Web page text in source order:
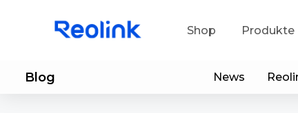
Shop Produkte
Blog News